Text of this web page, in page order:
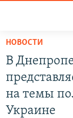
Вернуться
основному
содержанию
Вернутся
главной
СПЕЦПРОЕКТЫ
ВОДА
ИСТОРИЯ
НОВОСТИ
В
на темы
Украине